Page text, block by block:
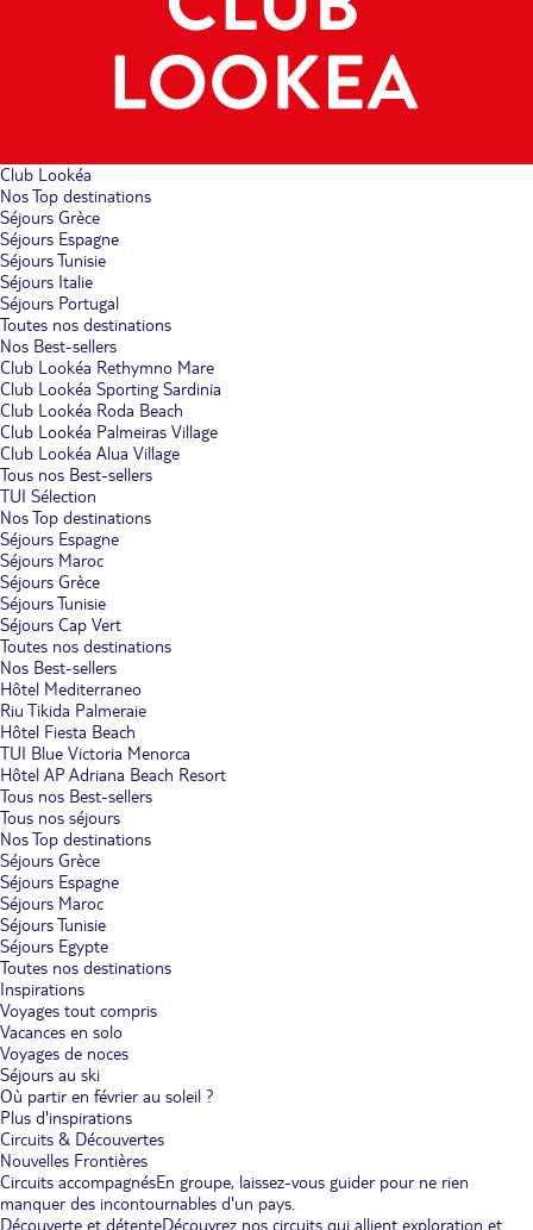
Club Lookéa
Nos Top destinations
Séjours Grèce
Séjours Espagne
Séjours Tunisie
Séjours Italie
Séjours Portugal
Toutes nos destinations
Nos Best-sellers
Club Lookéa Rethymno Mare
Club Lookéa Sporting Sardinia
Club Lookéa Roda Beach
Club Lookéa Palmeiras Village
Club Lookéa Alua Village
Tous nos Best-sellers
TUI Sélection
Nos Top destinations
Séjours Espagne
Séjours Maroc
Séjours Grèce
Séjours Tunisie
Séjours Cap Vert
Toutes nos destinations
Nos Best-sellers
Hôtel Mediterraneo
Riu Tikida Palmeraie
Hôtel Fiesta Beach
TUI Blue Victoria Menorca
Hôtel AP Adriana Beach Resort
Tous nos Best-sellers
Tous nos séjours
Nos Top destinations
Séjours Grèce
Séjours Espagne
Séjours Maroc
Séjours Tunisie
Séjours Egypte
Toutes nos destinations
Inspirations
Voyages tout compris
Vacances en solo
Voyages de noces
Séjours au ski
Où partir en février au soleil ?
Plus d'inspirations
Circuits & Découvertes
Nouvelles Frontières
Circuits accompagnésEn groupe, laissez-vous guider pour ne rien
manquer des incontournables d'un pays.
Découverte et détenteDécouvrez nos circuits qui allient exploration et